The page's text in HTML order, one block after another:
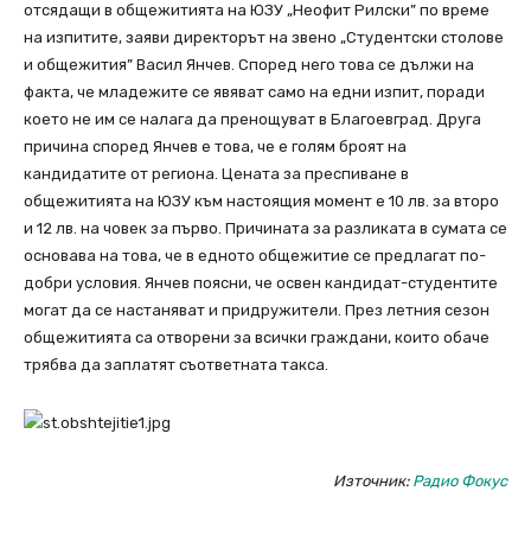
отсядащи в общежитията на ЮЗУ „Неофит Рилски” по време
на изпитите, заяви директорът на звено „Студентски столове
и общежития” Васил Янчев. Според него това се дължи на
факта, че младежите се явяват само на едни изпит, поради
което не им се налага да пренощуват в Благоевград. Друга
причина според Янчев е това, че е голям броят на
кандидатите от региона. Цената за преспиване в
общежитията на ЮЗУ към настоящия момент е 10 лв. за второ
и 12 лв. на човек за първо. Причината за разликата в сумата се
основава на това, че в едното общежитие се предлагат по-
добри условия. Янчев поясни, че освен кандидат-студентите
могат да се настаняват и придружители. През летния сезон
общежитията са отворени за всички граждани, които обаче
трябва да заплатят съответната такса.
Източник: Радио Фокус